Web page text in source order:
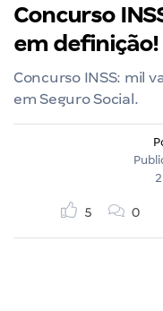
Concurso
em definição!
Concurso INSS: mil
em Seguro Social.
5 0